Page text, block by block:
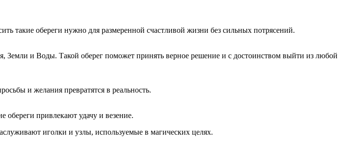
такие обереги нужно для размеренной счастливой жизни без сильных потрясений.
Земли и Воды. Такой оберег поможет принять верное решение и с достоинством выйти из любой
и желания превратятся в реальность.
обереги привлекают удачу и везение.
иголки и узлы, используемые в магических целях.